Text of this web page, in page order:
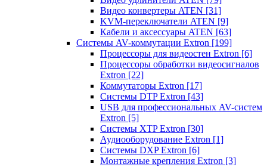
Видео конвертеры ATEN [31]
KVM-переключатели ATEN [9]
Кабели и аксессуары ATEN [63]
Системы AV-коммутации Extron [199]
Процессоры для видеостен Extron [6]
Процессоры обработки видеосигналов
Extron [22]
Коммутаторы Extron [17]
Системы DTP Extron [43]
USB для профессиональных AV-систем
Extron [5]
Системы XTP Extron [30]
Аудиооборудование Extron [1]
Системы DXP Extron [6]
Монтажные крепления Extron [3]